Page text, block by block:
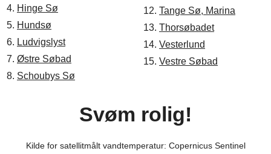
4. Hinge Sø
5. Hundsø
6. Ludvigslyst
7. Østre Søbad
8. Schoubys Sø
12. Tange Sø, Marina
13. Thorsøbadet
14. Vesterlund
15. Vestre Søbad
Svøm rolig!
Kilde for satellitmålt vandtemperatur: Copernicus Sentinel